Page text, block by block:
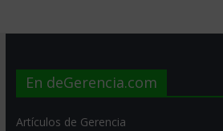
En deGerencia.com
Artículos de Gerencia